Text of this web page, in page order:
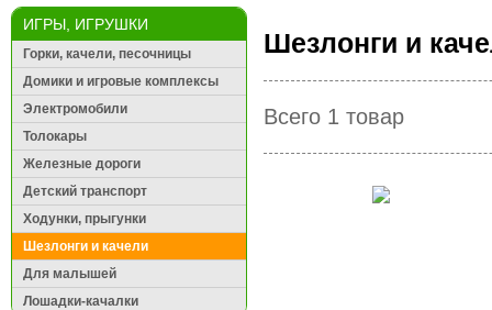
ИГРЫ, ИГРУШКИ
Горки, качели, песочницы
Домики и игровые комплексы
Электромобили
Толокары
Железные дороги
Детский транспорт
Ходунки, прыгунки
Шезлонги и качели
Для малышей
Лошадки-качалки
Шезлонги и
Всего 1 товар